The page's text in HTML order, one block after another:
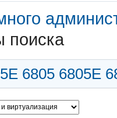
поиска
6805 6805E